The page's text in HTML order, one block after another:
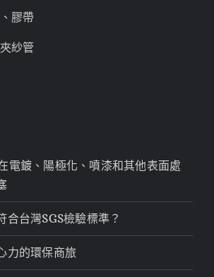
膠帶
紗管
電鍍、陽極化、噴漆和其他表面處
合台灣SGS檢驗標準？
力的環保商旅